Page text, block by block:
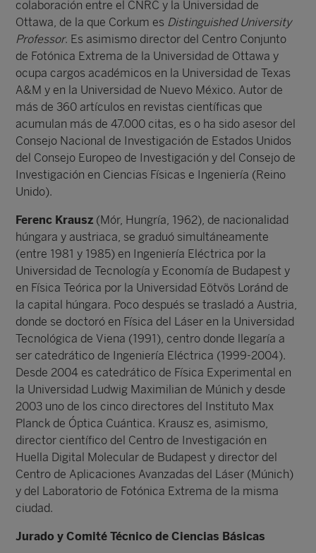
colaboración entre el CNRC y la Universidad de
Ottawa, de la que Corkum es Distinguished University
Professor. Es asimismo director del Centro Conjunto
de Fotónica Extrema de la Universidad de Ottawa y
ocupa cargos académicos en la Universidad de Texas
A&M y en la Universidad de Nuevo México. Autor de
más de 360 artículos en revistas científicas que
acumulan más de 47.000 citas, es o ha sido asesor del
Consejo Nacional de Investigación de Estados Unidos
del Consejo Europeo de Investigación y del Consejo de
Investigación en Ciencias Físicas e Ingeniería (Reino
Unido).
Ferenc Krausz (Mór, Hungría, 1962), de nacionalidad
húngara y austriaca, se graduó simultáneamente
(entre 1981 y 1985) en Ingeniería Eléctrica por la
Universidad de Tecnología y Economía de Budapest y
en Física Teórica por la Universidad Eötvös Loránd de
la capital húngara. Poco después se trasladó a Austria,
donde se doctoró en Física del Láser en la Universidad
Tecnológica de Viena (1991), centro donde llegaría a
ser catedrático de Ingeniería Eléctrica (1999-2004).
Desde 2004 es catedrático de Física Experimental en
la Universidad Ludwig Maximilian de Múnich y desde
2003 uno de los cinco directores del Instituto Max
Planck de Óptica Cuántica. Krausz es, asimismo,
director científico del Centro de Investigación en
Huella Digital Molecular de Budapest y director del
Centro de Aplicaciones Avanzadas del Láser (Múnich)
y del Laboratorio de Fotónica Extrema de la misma
ciudad.
Jurado y Comité Técnico de Ciencias Básicas